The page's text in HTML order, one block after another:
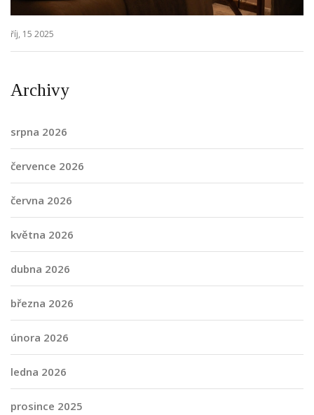
říj, 15 2025
Archivy
srpna 2026
července 2026
června 2026
května 2026
dubna 2026
března 2026
února 2026
ledna 2026
prosince 2025